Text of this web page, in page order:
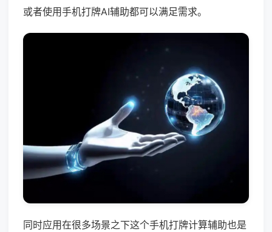
或者使用手机打牌AI辅助都可以满足需求。
同时应用在很多场景之下这个手机打牌计算辅助也是